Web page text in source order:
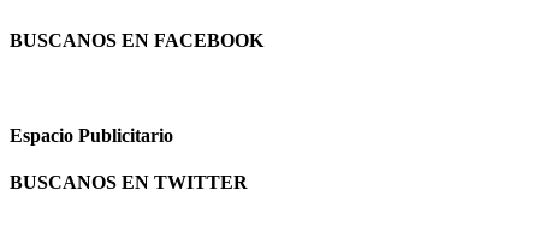
BUSCANOS EN FACEBOOK
Espacio Publicitario
BUSCANOS EN TWITTER